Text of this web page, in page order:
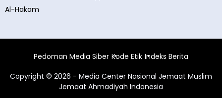
Al-Hakam
Pedoman Media Siber Kode Etik Indeks Berita
Copyright © 2026 - Media Center Nasional Jemaat Muslim
Jemaat Ahmadiyah Indonesia